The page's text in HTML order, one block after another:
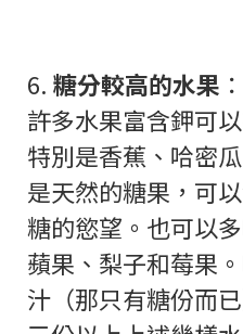
6. 糖分較高的水果 ：
許多水果富含鉀可
特別是香蕉、哈密
是天然的糖果，可
糖的慾望。也可以
蘋果、梨子和莓果
汁（那只有糖份而